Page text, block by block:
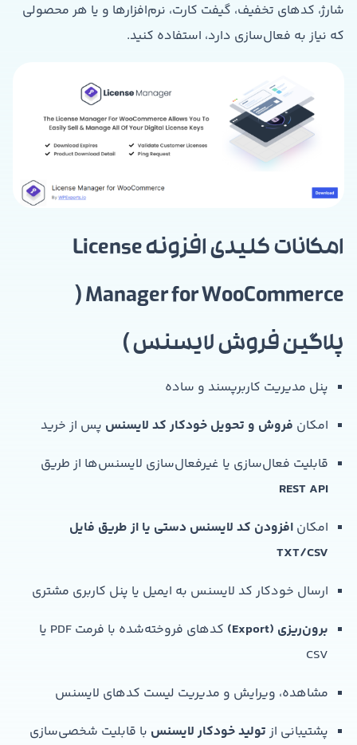
شارژ، کدهای تخفیف، گیفت کارت، نرم‌افزارها و یا هر محصولی
که نیاز به فعال‌سازی دارد، استفاده کنید.
امکانات کلیدی افزونه License
Manager for WooCommerce (
پلاگین فروش لایسنس )
پنل مدیریت کاربرپسند و ساده
امکان فروش و تحویل خودکار کد لایسنس پس از خرید
قابلیت فعال‌سازی یا غیرفعال‌سازی لایسنس‌ها از طریق
REST API
امکان افزودن کد لایسنس دستی یا از طریق فایل
TXT/CSV
ارسال خودکار کد لایسنس به ایمیل یا پنل کاربری مشتری
برون‌ریزی (Export)
کدهای فروخته‌شده با فرمت PDF یا
CSV
مشاهده، ویرایش و مدیریت لیست کدهای لایسنس
پشتیبانی از تولید خودکار لایسنس با قابلیت شخصی‌سازی